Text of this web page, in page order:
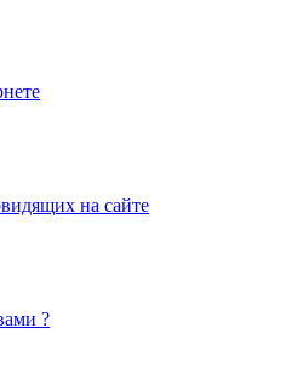
на сайте
?